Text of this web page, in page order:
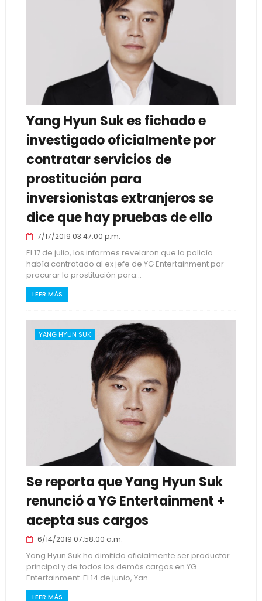
Yang Hyun Suk es fichado e
investigado oficialmente por
contratar servicios de
prostitución para
inversionistas extranjeros se
dice que hay pruebas de ello
7/17/2019 03:47:00 p.m.
El 17 de julio, los informes revelaron que la policía
había contratado al ex jefe de YG Entertainment por
procurar la prostitución para...
LEER MÁS
YANG HYUN SUK
Se reporta que Yang Hyun Suk
renunció a YG Entertainment +
acepta sus cargos
6/14/2019 07:58:00 a.m.
Yang Hyun Suk ha dimitido oficialmente ser productor
principal y de todos los demás cargos en YG
Entertainment. El 14 de junio, Yan...
LEER MÁS